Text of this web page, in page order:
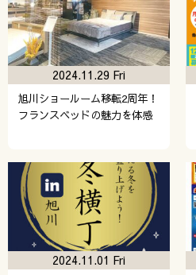
旭川ショールーム移転2周年！
フランスベッドの魅力を体感
2024.11.29 Fri
2024.11.01 Fri